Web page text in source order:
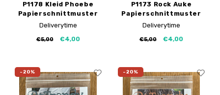
P1178 Kleid Phoebe
Papierschnittmuster
Deliverytime
€5,00 €4,00
P1173 Rock Auke
Papierschnittmuster
Deliverytime
€5,00 €4,00
-20% -20%